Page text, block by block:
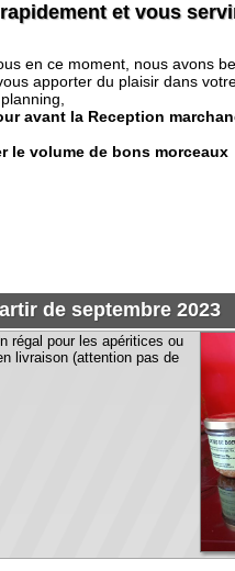
nous avons besoin de faire
du plaisir dans votre assiette.
la Reception
à
de bons morceaux
2023
apéritices ou